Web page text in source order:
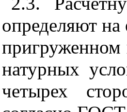
определяют
пригруженном
натурных
четырех